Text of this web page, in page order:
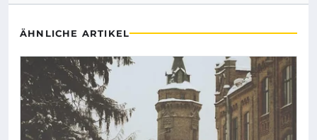
ÄHNLICHE ARTIKEL